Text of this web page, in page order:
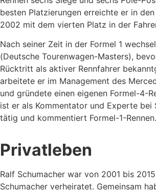
besten Platzierungen erreichte er in
2002 mit dem vierten Platz in der
Nach seiner Zeit in der Formel 1
(Deutsche Tourenwagen-Masters),
Rücktritt als aktiver Rennfahrer
arbeitete er im Management des
und gründete einen eigenen Formel-4-
ist er als Kommentator und Experte bei
tätig und kommentiert Formel-1-Rennen.
Privatleben
Ralf Schumacher war von 2001 bis
Schumacher verheiratet. Gemeinsam